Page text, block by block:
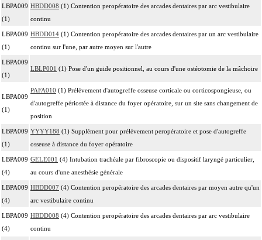
LBPA009
(1)
HBDD008 (1) Contention peropératoire des arcades dentaires par arc vestibulaire
continu
LBPA009
(1)
HBDD014 (1) Contention peropératoire des arcades dentaires par un arc vestibulaire
continu sur l'une, par autre moyen sur l'autre
LBPA009
(1)
LBLP001 (1) Pose d'un guide positionnel, au cours d'une ostéotomie de la mâchoire
LBPA009
(1)
PAFA010 (1) Prélèvement d'autogreffe osseuse corticale ou corticospongieuse, ou
d'autogreffe périostée à distance du foyer opératoire, sur un site sans changement de
position
LBPA009
(1)
YYYY188 (1) Supplément pour prélèvement peropératoire et pose d'autogreffe
osseuse à distance du foyer opératoire
LBPA009
(4)
GELE001 (4) Intubation trachéale par fibroscopie ou dispositif laryngé particulier,
au cours d'une anesthésie générale
LBPA009
(4)
HBDD007 (4) Contention peropératoire des arcades dentaires par moyen autre qu'un
arc vestibulaire continu
LBPA009
(4)
HBDD008 (4) Contention peropératoire des arcades dentaires par arc vestibulaire
continu